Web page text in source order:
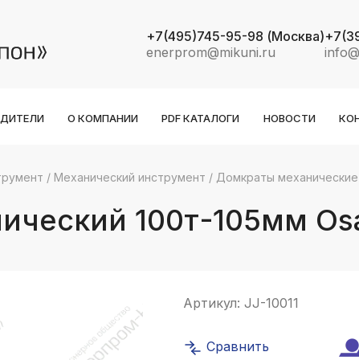
+7(495)745-95-98 (Москва)
enerprom@mikuni.ru
О КОМПАНИИ PDF КАТАЛОГИ НОВОСТИ
/ Механический инструмент / Домкраты механические
100т-105мм
Артикул: JJ-10011
Сравнить